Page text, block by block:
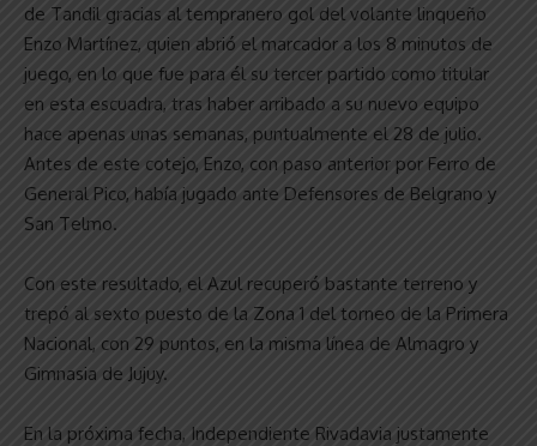
de Tandil gracias al tempranero gol del volante linqueño
Enzo Martínez, quien abrió el marcador a los 8 minutos de
juego, en lo que fue para él su tercer partido como titular
en esta escuadra, tras haber arribado a su nuevo equipo
hace apenas unas semanas, puntualmente el 28 de julio.
Antes de este cotejo, Enzo, con paso anterior por Ferro de
General Pico, había jugado ante Defensores de Belgrano y
San Telmo.
Con este resultado, el Azul recuperó bastante terreno y
trepó al sexto puesto de la Zona 1 del torneo de la Primera
Nacional, con 29 puntos, en la misma línea de Almagro y
Gimnasia de Jujuy.
En la próxima fecha, Independiente Rivadavia justamente